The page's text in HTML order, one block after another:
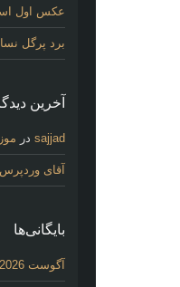
عکس اول
برد پرگل
آخرین
sajjad در
آقای وردپرس
بایگانی‌ها
آگوست 2026